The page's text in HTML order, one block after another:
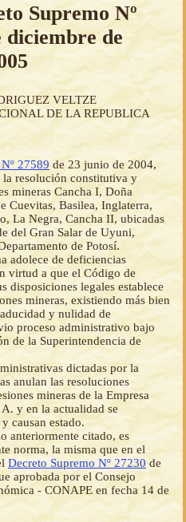
Supremo Nº
diciembre de
VELTZE
DE LA REPUBLICA
27589 de 23 junio de 2004,
resolución constitutiva y
mineras Cancha I, Doña
Cuevitas, Basilea, Inglaterra,
La Negra, Cancha II, ubicadas
del Gran Salar de Uyuni,
de Potosí.
adolece de deficiencias
virtud a que el Código de
disposiciones legales establece
mineras, existiendo más bien
y nulidad de
proceso administrativo bajo
de la Superintendencia de
dictadas por la
anulan las resoluciones
mineras de la Empresa
y en la actualidad se
causan estado.
anteriormente citado, es
norma, la misma que en el
Decreto Supremo Nº 27230 de
aprobada por el Consejo
- CONAPE en fecha 14 de